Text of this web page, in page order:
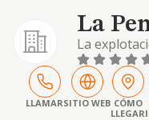
La
La
explotacion
LLAMARSITIO WEB CÓMO
LLEGAR